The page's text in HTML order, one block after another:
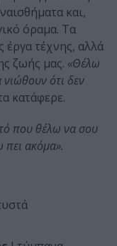
και,
όραμα. Τα
τέχνης, αλλά
ζωής μας. «Θέλω
ότι δεν
κατάφερε.
που θέλω να σου
ακόμα».